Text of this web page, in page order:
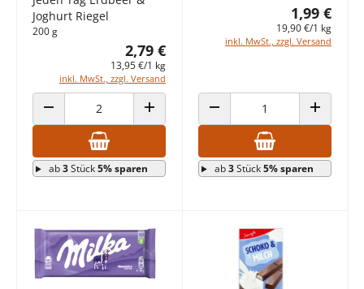
Joghurt Riegel
200 g
2,79 €
13,95 €/1 kg
inkl. MwSt., zzgl. Versand
ANZAHL VERRINGERN ANZAHL ERHÖHEN
ab3Stück5% sparen
1,99 €
19,90 €/1 kg
inkl. MwSt., zzgl. Versand
ANZAHL VERRINGERN ANZAHL
ab3Stück5% sparen